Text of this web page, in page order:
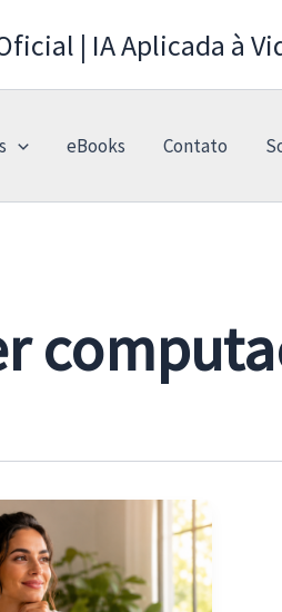
| IA Aplicada à
eBooks Contato